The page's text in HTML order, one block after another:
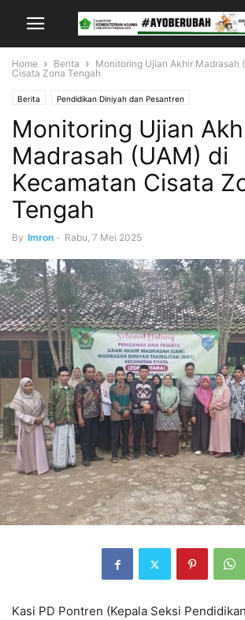
Home Berita
Monitoring Ujian Akhir Madrasah
Cisata Zona Tengah
Berita Pendidikan Diniyah dan Pesantren
Monitoring Ujian
Madrasah (UAM) di
Kecamatan Cisata
Tengah
By Imron - Rabu, 7 Mei 2025
Kasi PD Pontren (Kepala Seksi